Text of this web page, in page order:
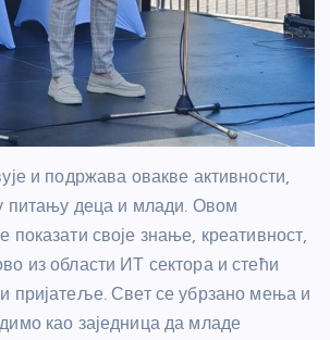
и подржава овакве активности,
питању деца и млади. Овом
показати своје знање, креативност,
из области ИТ сектора и стећи
пријатеље. Свет се убрзано мења и
као заједница да младе